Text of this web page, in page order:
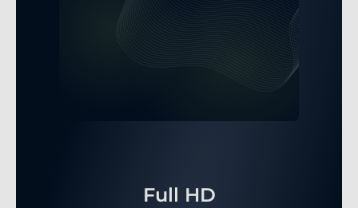
Full HD